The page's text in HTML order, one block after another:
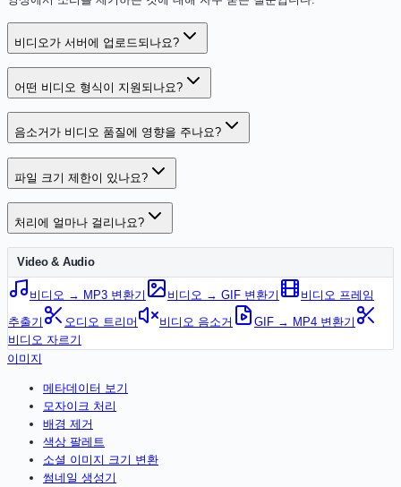
비디오가 서버에 업로드되나요?
어떤 비디오 형식이 지원되나요?
음소거가 비디오 품질에 영향을 주나요?
파일 크기 제한이 있나요?
처리에 얼마나 걸리나요?
Video & Audio
비디오 → MP3 변환기 비디오 → GIF 변환기
비디오 프레임
추출기
오디오 트리머 비디오 음소거
GIF → MP4 변환기
비디오 자르기
이미지
메타데이터 보기
모자이크 처리
배경 제거
색상 팔레트
소셜 이미지 크기 변환
썸네일 생성기